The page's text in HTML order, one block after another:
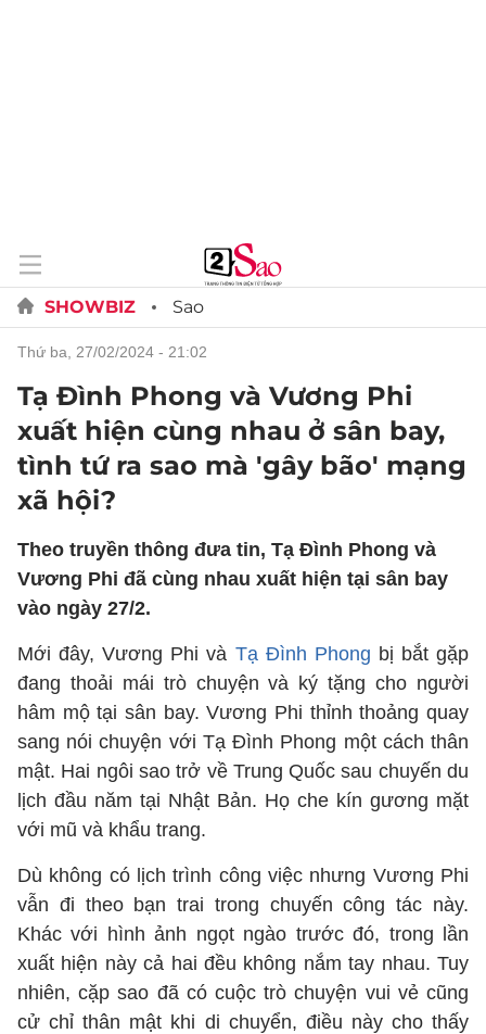
SHOWBIZ Sao
thứ ba, 27/02/2024 - 21:02
Tạ Đình Phong và Vương Phi
xuất hiện cùng nhau ở sân bay,
tình tứ ra sao mà 'gây bão' mạng
xã hội?
Theo truyền thông đưa tin, Tạ Đình Phong và
Vương Phi đã cùng nhau xuất hiện tại sân bay
vào ngày 27/2.
Mới đây, Vương Phi và Tạ Đình Phong bị bắt gặp
đang thoải mái trò chuyện và ký tặng cho người
hâm mộ tại sân bay. Vương Phi thỉnh thoảng quay
sang nói chuyện với Tạ Đình Phong một cách thân
mật. Hai ngôi sao trở về Trung Quốc sau chuyến du
lịch đầu năm tại Nhật Bản. Họ che kín gương mặt
với mũ và khẩu trang.
Dù không có lịch trình công việc nhưng Vương Phi
vẫn đi theo bạn trai trong chuyến công tác này.
Khác với hình ảnh ngọt ngào trước đó, trong lần
xuất hiện này cả hai đều không nắm tay nhau. Tuy
nhiên, cặp sao đã có cuộc trò chuyện vui vẻ cũng
cử chỉ thân mật khi di chuyển, điều này cho thấy